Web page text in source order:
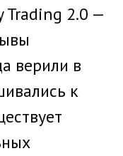
Trading 2.0 —
верили в
к